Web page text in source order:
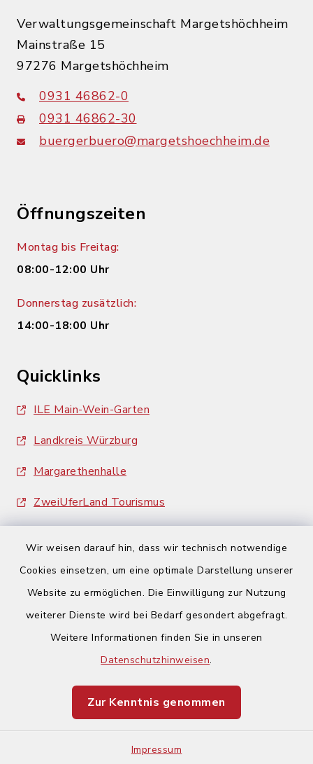
Wir weisen darauf hin, dass wir technisch notwendige
Cookies einsetzen, um eine optimale Darstellung unserer
Website zu ermöglichen. Die Einwilligung zur Nutzung
weiterer Dienste wird bei Bedarf gesondert abgefragt.
Weitere Informationen finden Sie in unseren
Datenschutzhinweisen.
Zur Kenntnis genommen
Impressum
Verwaltungsgemeinschaft Margetshöchheim
Mainstraße 15
97276 Margetshöchheim
0931 46862-0
0931 46862-30
buergerbuero@margetshoechheim.de
Öffnungszeiten
Montag bis Freitag:
08:00-12:00 Uhr
Donnerstag zusätzlich:
14:00-18:00 Uhr
Quicklinks
ILE Main-Wein-Garten
Landkreis Würzburg
Margarethenhalle
ZweiUferLand Tourismus
Barrierefreiheit
Impressum
Sitemap